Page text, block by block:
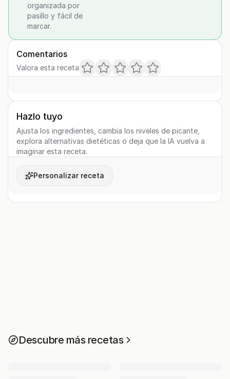
organizada por
pasillo y fácil de
marcar.
Comentarios
Valora esta receta
Hazlo tuyo
Ajusta los ingredientes, cambia los niveles de picante,
explora alternativas dietéticas o deja que la IA vuelva a
imaginar esta receta.
Personalizar receta
Descubre más recetas